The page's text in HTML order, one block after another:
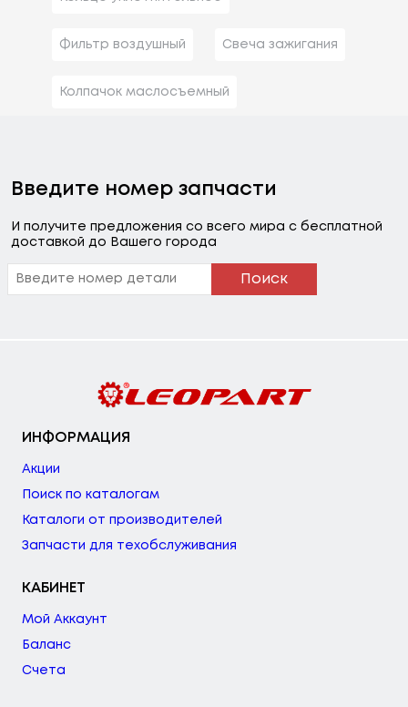
Фильтр воздушный Свеча зажигания
Колпачок маслосъемный
Введите номер запчасти
И получите предложения со всего мира с бесплатной
доставкой до Вашего города
Поиск
ИНФОРМАЦИЯ
Акции
Поиск по каталогам
Каталоги от производителей
Запчасти для техобслуживания
КАБИНЕТ
Мой Аккаунт
Баланс
Счета